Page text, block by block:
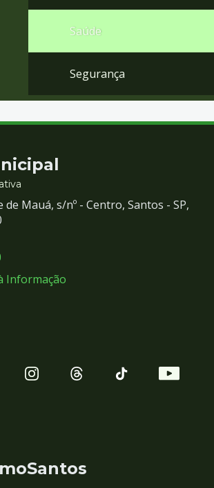
Saúde
Segurança
de Mauá, s/nº - Centro, Santos - SP,
Informação